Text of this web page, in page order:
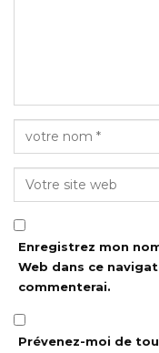
Enregistrez mon
Web dans ce
commenterai.
Prévenez-moi de